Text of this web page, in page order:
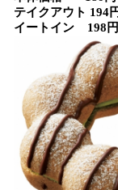
テイクアウト 194
イートイン 198円